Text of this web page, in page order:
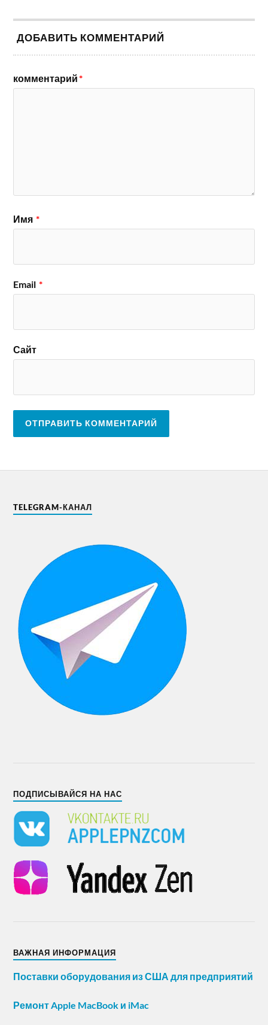
ДОБАВИТЬ КОММЕНТАРИЙ
комментарий*
Имя *
Email *
Сайт
TELEGRAM-КАНАЛ
ПОДПИСЫВАЙСЯ НА НАС
ВАЖНАЯ ИНФОРМАЦИЯ
Поставки оборудования из США для предприятий
Ремонт Apple MacBook и iMac